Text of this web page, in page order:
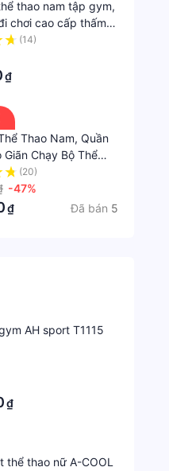
thao nam tập gym,
chơi cao cấp thấm
khí nhanh khô
(14)
₫
Thao Nam, Quần
Chạy Bộ Thể
Thoáng Mát
(20)
-47%
₫ Đã bán 5
AH sport T1115
₫
thể thao nữ A-COOL